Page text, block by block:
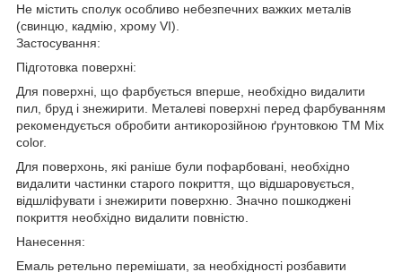
Не містить сполук особливо небезпечних важких металів
(свинцю, кадмію, хрому VІ).
Застосування:
Підготовка поверхні:
Для поверхні, що фарбується вперше, необхідно видалити
пил, бруд і знежирити. Металеві поверхні перед фарбуванням
рекомендується обробити антикорозійною ґрунтовкою ТМ Мix
color.
Для поверхонь, які раніше були пофарбовані, необхідно
видалити частинки старого покриття, що відшаровується,
відшліфувати і знежирити поверхню. Значно пошкоджені
покриття необхідно видалити повністю.
Нанесення:
Емаль ретельно перемішати, за необхідності розбавити